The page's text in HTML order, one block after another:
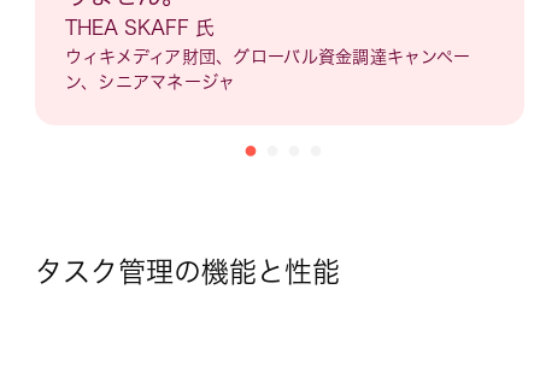
THEA SKAFF 氏
ウィキメディア財団、グローバル資金調達キャンペー
ン、シニアマネージャ
タスク管理の機能と性能